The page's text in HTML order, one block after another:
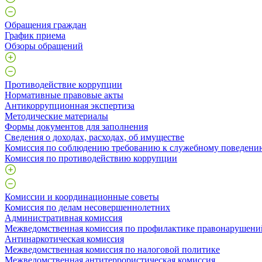
Обращения граждан
График приема
Обзоры обращений
Противодействие коррупции
Нормативные правовые акты
Антикоррупционная экспертиза
Методические материалы
Формы документов для заполнения
Сведения о доходах, расходах, об имуществе
Комиссия по соблюдению требованию к служебному
Комиссия по противодействию коррупции
Комиссии и координационные советы
Комиссия по делам несовершеннолетних
Административная комиссия
Межведомственная комиссия по профилактике
Антинаркотическая комиссия
Межведомственная комиссия по налоговой политике
Межведомственная антитеррористическая комиссия